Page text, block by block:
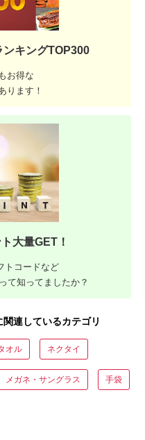
キングTOP300
お得な
ります！
大量GET！
トコードなど
て知ってましたか？
連しているカテゴリ
オル ネクタイ
メガネ・サングラス 手袋